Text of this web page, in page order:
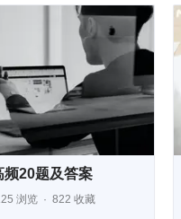
频20题及答案
浏览 822 收藏